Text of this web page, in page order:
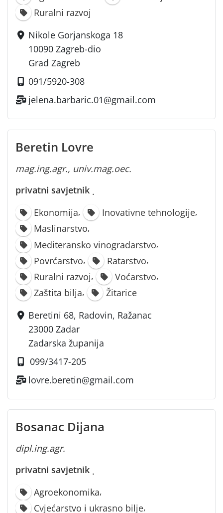
Ruralni razvoj
Nikole Gorjanskoga 18
10090 Zagreb-dio
Grad Zagreb
091/5920-308
jelena.barbaric.01@gmail.com
Beretin Lovre
mag.ing.agr., univ.mag.oec.
privatni savjetnik ·
Ekonomija, Inovativne tehnologije,
Maslinarstvo,
Mediteransko vinogradarstvo,
Povrćarstvo, Ratarstvo,
Ruralni razvoj, Voćarstvo,
Zaštita bilja,
Žitarice
Beretini 68, Radovin, Ražanac
23000 Zadar
Zadarska županija
099/3417-205
lovre.beretin@gmail.com
Bosanac Dijana
dipl.ing.agr.
privatni savjetnik ·
Agroekonomika,
Cvjećarstvo i ukrasno bilje,